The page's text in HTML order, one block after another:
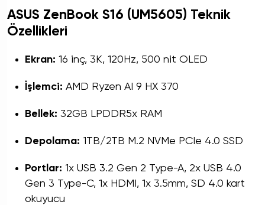
ASUS ZenBook S16 (UM5605) Teknik
Özellikleri
Ekran: 16 inç, 3K, 120Hz, 500 nit OLED
İşlemci: AMD Ryzen AI 9 HX 370
Bellek: 32GB LPDDR5x RAM
Depolama: 1TB/2TB M.2 NVMe PCIe 4.0 SSD
Portlar: 1x USB 3.2 Gen 2 Type-A, 2x USB 4.0
Gen 3 Type-C, 1x HDMI, 1x 3.5mm, SD 4.0 kart
okuyucu